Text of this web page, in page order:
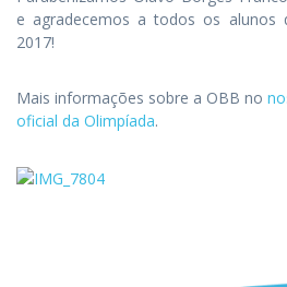
e agradecemos a todos os alunos
2017!
Mais informações sobre a OBB no
oficial da Olimpíada.